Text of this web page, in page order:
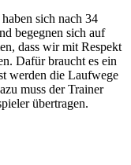
sich nach 34
begegnen sich auf
dass wir mit Respekt
Dafür braucht es ein
werden die Laufwege
muss der Trainer
übertragen.